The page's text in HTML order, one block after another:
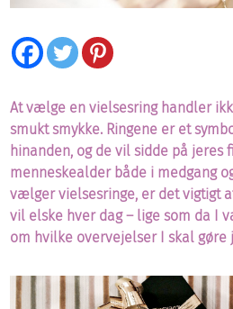
At vælge en vielsesring handler
smukt smykke. Ringene er et
hinanden, og de vil sidde på jeres
menneskealder både i medgang
vælger vielsesringe, er det vigtigt
vil elske hver dag – lige som da I
om hvilke overvejelser I skal